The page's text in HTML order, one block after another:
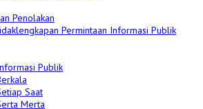
Penolakan
Permintaan Informasi Publik
Publik
Saat
Merta